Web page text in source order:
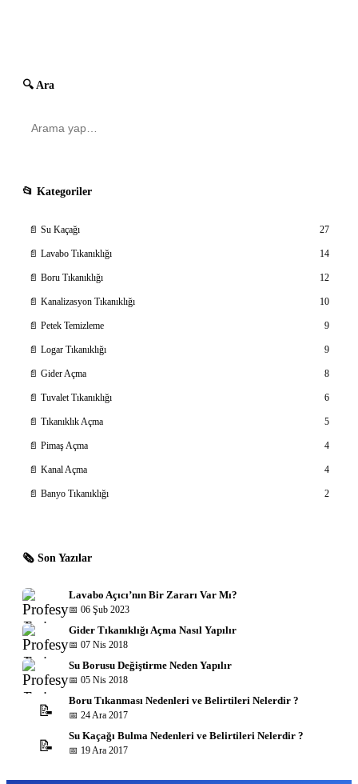
🔍 Ara
📂 Kategoriler
📄 Su Kaçağı 27
📄 Lavabo Tıkanıklığı 14
📄 Boru Tıkanıklığı 12
📄 Kanalizasyon Tıkanıklığı 10
📄 Petek Temizleme 9
📄 Logar Tıkanıklığı 9
📄 Gider Açma 8
📄 Tuvalet Tıkanıklığı 6
📄 Tıkanıklık Açma 5
📄 Pimaş Açma 4
📄 Kanal Açma 4
📄 Banyo Tıkanıklığı 2
🗞 Son Yazılar
Lavabo Açıcı’nın Bir Zararı Var Mı?
📅 06 Şub 2023
Gider Tıkanıklığı Açma Nasıl Yapılır
📅 07 Nis 2018
Su Borusu Değiştirme Neden Yapılır
📅 05 Nis 2018
📝
Boru Tıkanması Nedenleri ve Belirtileri Nelerdir ?
📅 24 Ara 2017
📝
Su Kaçağı Bulma Nedenleri ve Belirtileri Nelerdir ?
📅 19 Ara 2017